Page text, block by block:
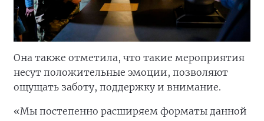
Она также отметила, что такие мероприятия
несут положительные эмоции, позволяют
ощущать заботу, поддержку и внимание.
«Мы постепенно расширяем форматы данной